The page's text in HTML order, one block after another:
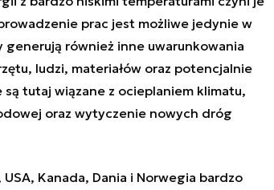
prac jest możliwe jedynie w
generują również inne uwarunkowania
ludzi, materiałów oraz potencjalnie
tutaj wiązane z ocieplaniem klimatu,
oraz wytyczenie nowych dróg
USA, Kanada, Dania i Norwegia bardzo